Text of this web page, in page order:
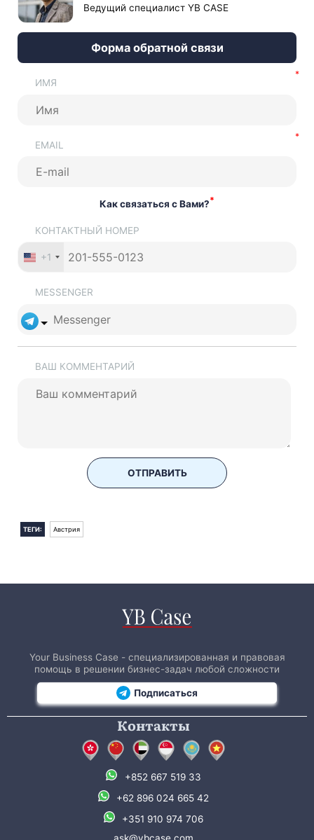
Ведущий специалист YB CASE
Форма обратной связи
ИМЯ
EMAIL
Как связаться с Вами?*
КОНТАКТНЫЙ НОМЕР
+1
MESSENGER
ВАШ КОММЕНТАРИЙ
ОТПРАВИТЬ
ТЕГИ: Австрия
Your Business Case - специализированная и правовая
помощь в решении бизнес-задач любой сложности
Подписаться
Контакты
+852 667 519 33
+62 896 024 665 42
+351 910 974 706